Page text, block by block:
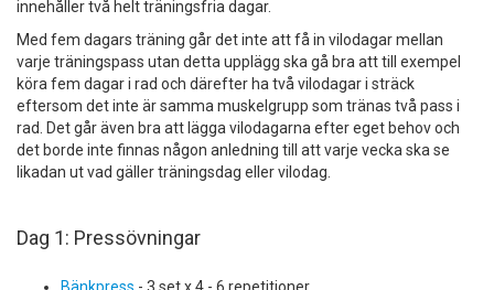
innehåller två helt träningsfria dagar.
Med fem dagars träning går det inte att få in vilodagar mellan
varje träningspass utan detta upplägg ska gå bra att till exempel
köra fem dagar i rad och därefter ha två vilodagar i sträck
eftersom det inte är samma muskelgrupp som tränas två pass i
rad. Det går även bra att lägga vilodagarna efter eget behov och
det borde inte finnas någon anledning till att varje vecka ska se
likadan ut vad gäller träningsdag eller vilodag.
Dag 1: Pressövningar